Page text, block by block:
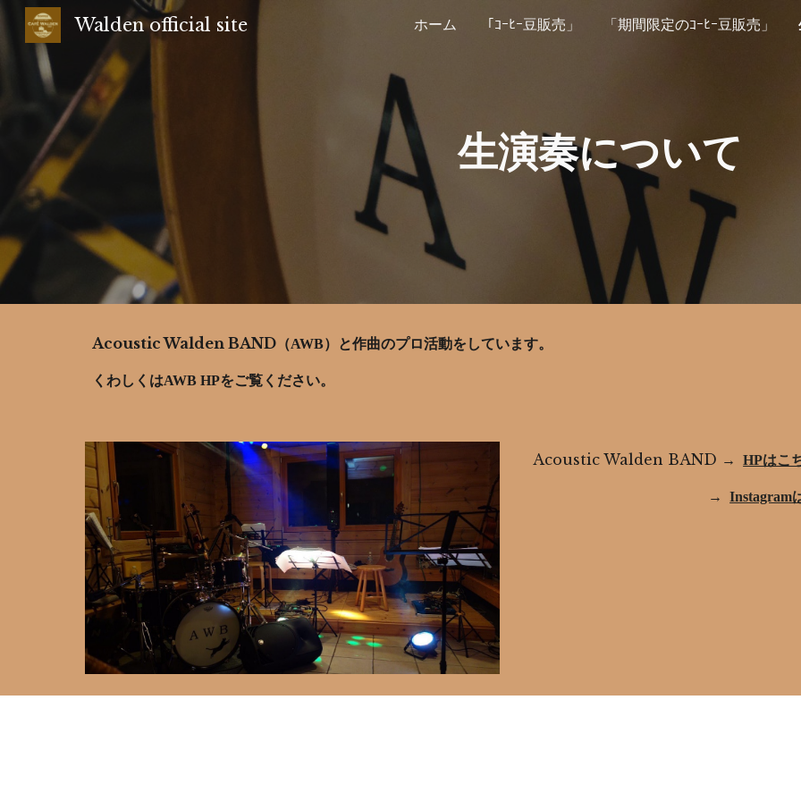
Skip to main content Skip to
Walden official site ホーム 「ｺｰﾋｰ豆販売」 「期間限定のｺｰﾋｰ豆販売」
生演奏について
Acoustic Walden BAND（AWB）と作曲のプロ活動をしています。
くわしくはAWB HPをご覧ください。
Acoustic Walden BAND → HPはこ
→ Instagram